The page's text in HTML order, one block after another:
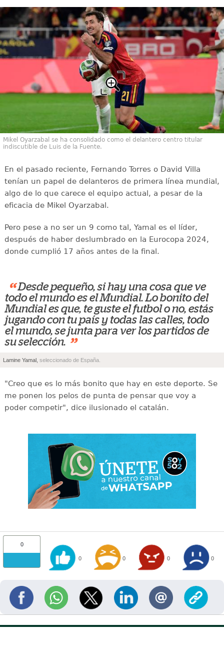
Mikel Oyarzabal se ha consolidado como el delantero centro titular
indiscutible de Luis de la Fuente.
En el pasado reciente, Fernando Torres o David Villa
tenían un papel de delanteros de primera línea mundial,
algo de lo que carece el equipo actual, a pesar de la
eficacia de Mikel Oyarzabal.
Pero pese a no ser un 9 como tal, Yamal es el líder,
después de haber deslumbrado en la Eurocopa 2024,
donde cumplió 17 años antes de la final.
“ Desde pequeño, si hay una cosa que ve
todo el mundo es el Mundial. Lo bonito del
Mundial es que, te guste el futbol o no, estás
jugando con tu país y todas las calles, todo
el mundo, se junta para ver los partidos de
su selección. ”
Lamine Yamal, seleccionado de España.
"Creo que es lo más bonito que hay en este deporte. Se
me ponen los pelos de punta de pensar que voy a
poder competir", dice ilusionado el catalán.
0
0 0 0 0